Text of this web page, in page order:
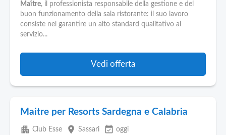
Maître, il professionista responsabile della gestione e del
buon funzionamento della sala ristorante: il suo lavoro
consiste nel garantire un alto standard qualitativo al
servizio...
Vedi offerta
Maitre per Resorts Sardegna e Calabria
apartment Club Esse place Sassari event_available oggi